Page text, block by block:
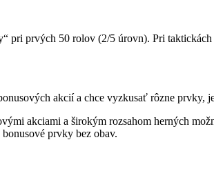
pri prvých 50 rolov (2/5 úrovn). Pri
akcií a chce vyzkusať rôzne
akciami a širokým rozsahom herných
prvky bez obav.